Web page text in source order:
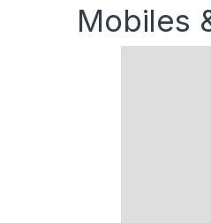
Mobiles